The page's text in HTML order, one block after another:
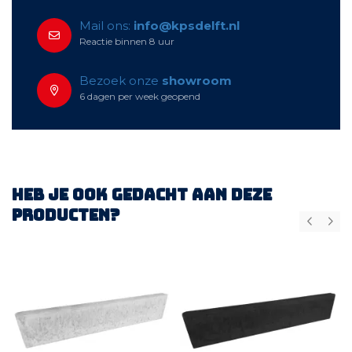
Mail ons: info@kpsdelft.nl
Reactie binnen 8 uur
Bezoek onze showroom
6 dagen per week geopend
Heb je ook gedacht aan deze
producten?